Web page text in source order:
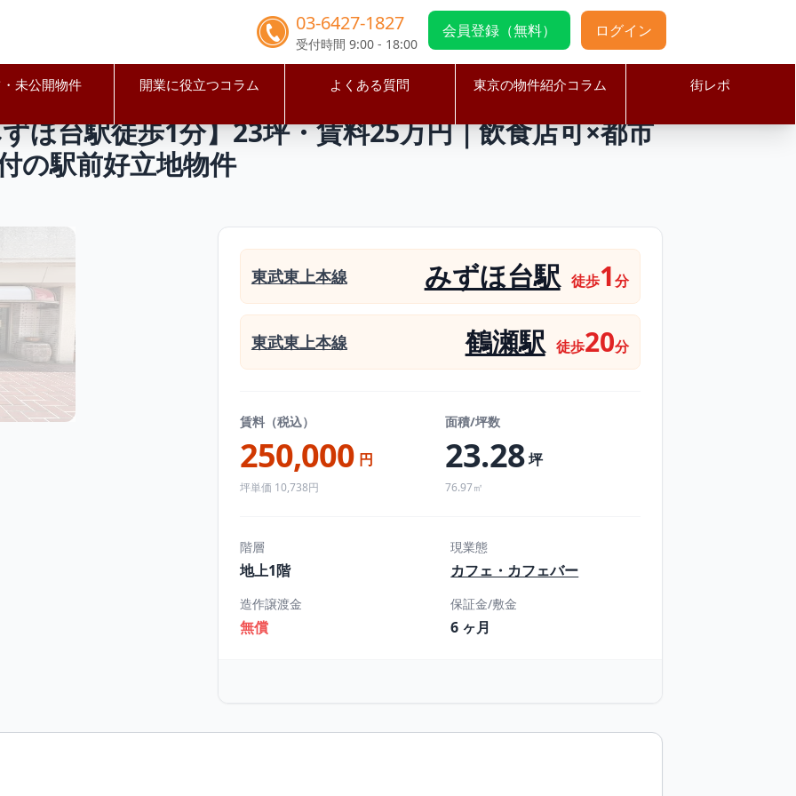
03-6427-1827
受付時間 9:00 - 18:00
会員登録（無料） ログイン
未公開物件 開業に役立つコラム よくある質問 東京の物件紹介コラム 街レポ
市 みずほ台駅 【埼玉県富士見市・みずほ台駅徒歩1分】23坪・賃料25万円｜飲食店可×都市ガス×電動シャッター付の駅前好立地
ほ台駅徒歩1分】23坪・賃料25万円｜飲食店可×都市
の駅前好立地物件
東武東上本線 みずほ台駅 徒歩1分
東武東上本線 鶴瀬駅 徒歩20分
賃料（税込）
250,000 円
坪単価 10,738円
面積/坪数
23.28坪
76.97㎡
階層
地上1階
現業態
カフェ・カフェバー
造作譲渡金
無償
保証金/敷金
6 ヶ月